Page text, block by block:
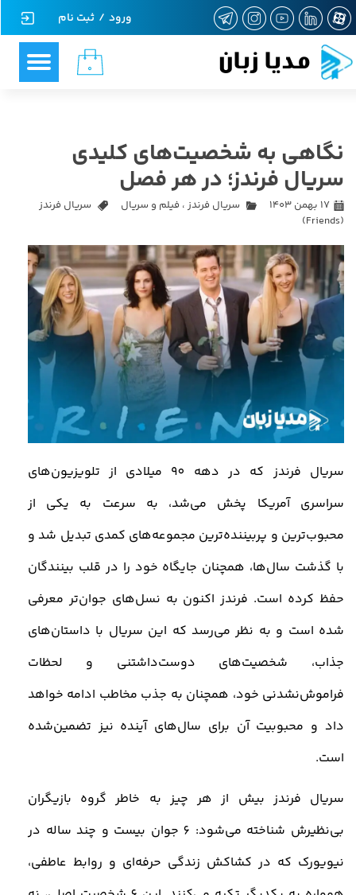
مدیا زبان ۰
ورود / ثبت نام
حساب کاربری من
تغییر گذر واژه
خروج از حساب کاربری
نگاهی به شخصیت‌های کلیدی
سریال فرندز؛ در هر فصل
۱۷ بهمن ۱۴۰۳ سریال فرندز ، فیلم و سریال
سریال فرندز
(Friends)
سریال فرندز که در دهه 90
میلادی از تلویزیون‌های
سراسری آمریکا پخش می‌شد، به سرعت به یکی از
محبوب‌ترین و پربیننده‌ترین مجموعه‌های کمدی تبدیل شد و
با گذشت سال‌ها، همچنان جایگاه خود را در قلب بینندگان
حفظ کرده است. فرندز اکنون به نسل‌های جوان‌تر معرفی
شده است و به نظر می‌رسد که این سریال با داستان‌های
جذاب، شخصیت‌های دوست‌داشتنی و لحظات
فراموش‌نشدنی خود، همچنان به جذب مخاطب ادامه خواهد
داد و محبوبیت آن برای سال‌های آینده نیز تضمین‌شده
است.
سریال فرندز بیش از هر چیز به خاطر گروه بازیگران
بی‌نظیرش شناخته می‌شود: 6 جوان بیست و چند ساله در
نیویورک که در کشاکش زندگی حرفه‌ای و روابط عاطفی،